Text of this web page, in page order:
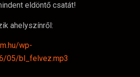
eldöntő csatát!
ahelyszínről:
wp-
05/bl_felvez.mp3